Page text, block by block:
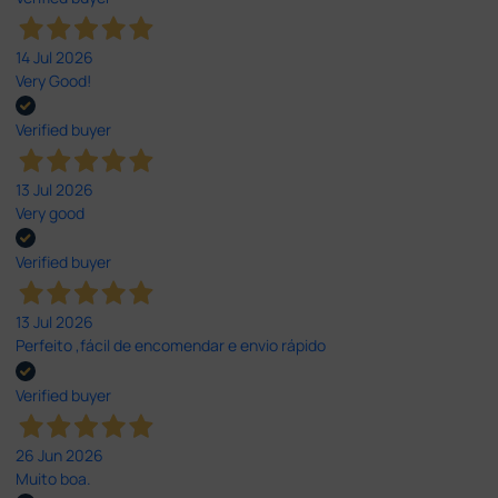
14 Jul 2026
Very Good!
Verified buyer
13 Jul 2026
Very good
Verified buyer
13 Jul 2026
Perfeito ,fácil de encomendar e envio rápido
Verified buyer
26 Jun 2026
Muito boa.